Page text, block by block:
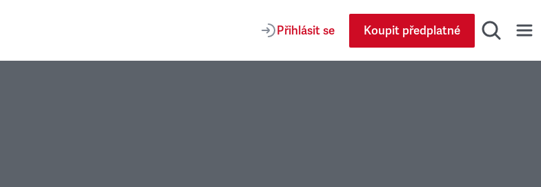
Přihlásit se Koupit předplatné